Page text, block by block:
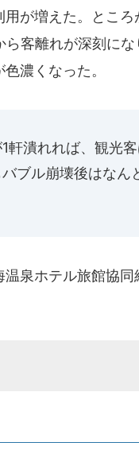
が増えた。とこ
ら客離れが深刻に
濃くなった。
1軒潰れれば、観光
ブル崩壊後はなん
泉ホテル旅館協同